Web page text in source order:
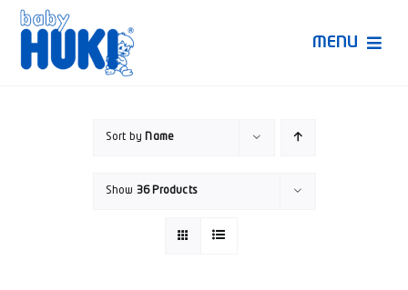
Skip
content
MENU
Sort by Name
Show 36 Products